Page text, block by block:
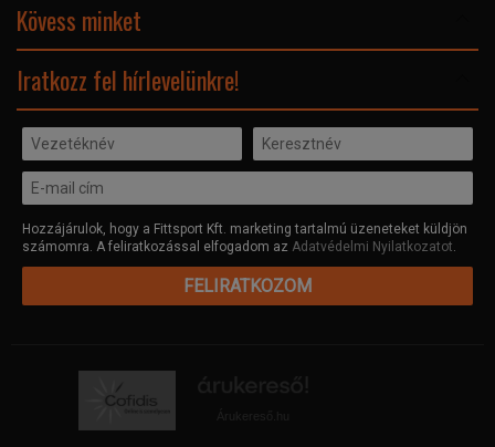
Adatvédelmi nyilatkozat
Kövess minket
Iratkozz fel hírlevelünkre!
Hozzájárulok, hogy a Fittsport Kft. marketing tartalmú üzeneteket küldjön
számomra. A feliratkozással elfogadom az Adatvédelmi Nyilatkozatot.
FELIRATKOZOM